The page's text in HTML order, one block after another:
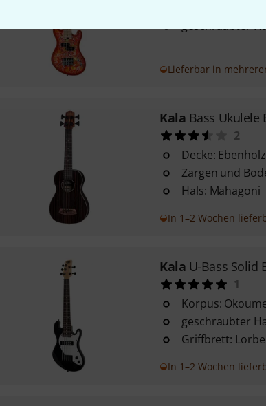
geschraubter
Lieferbar in
Kala Bass Ukulele
2
Decke:
Zargen und
Hals: Mahagoni
In 1–2 Wochen
Kala U-Bass Solid
1
Korpus:
geschraubter
Griffbrett:
In 1–2 Wochen